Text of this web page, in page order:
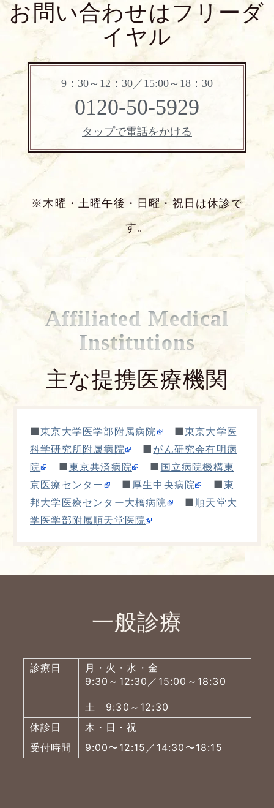
お問い合わせはフリーダ
イヤル
9：30～12：30／15:00～18：30
0120-50-5929
タップで電話をかける
※木曜・土曜午後・日曜・祝日は休診で
す。
Affiliated Medical
Institutions
主な提携医療機関
■東京大学医学部附属病院 ■東京大学医
科学研究所附属病院
■ がん研究会有明病
院
■東京共済病院 ■ 国立病院機構東
京医療センター
■ 厚生中央病院 ■東
邦大学医療センター大橋病院
■ 順天堂大
学医学部附属順天堂医院
一般診療
診療日
月・火・水・金
9:30～12:30／15:00～18:30
土 9:30～12:30
休診日
木・日・祝
受付時間
9:00〜12:15／14:30〜18:15